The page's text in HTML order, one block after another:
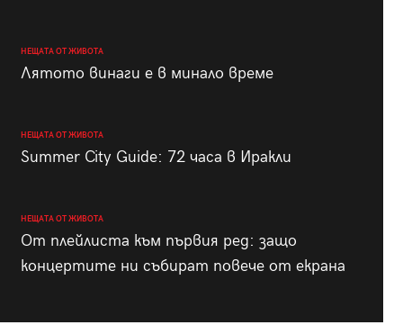
НЕЩАТА ОТ ЖИВОТА
Лятото винаги е в минало време
НЕЩАТА ОТ ЖИВОТА
Summer City Guide: 72 часа в Иракли
НЕЩАТА ОТ ЖИВОТА
От плейлиста към първия ред: защо
концертите ни събират повече от екрана